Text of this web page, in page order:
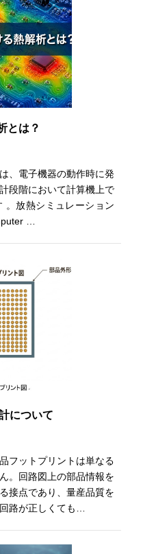
とは？
、電子機器の動作時に発
段階において計算機上で
。放熱シミュレーション
…
について
フットプリントは単なる
。回路図上の部品情報を
接点であり、量産品質を
路が正しくても…